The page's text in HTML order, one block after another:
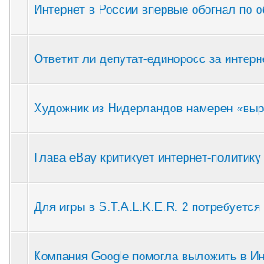
Интернет в России впервые обогнал
Ответит ли депутат-единоросс за
Художник из Нидерландов намерен
Глава eBay критикует интернет-
Для игры в S.T.A.L.K.E.R. 2 потребуется
Компания Google помогла выложить в